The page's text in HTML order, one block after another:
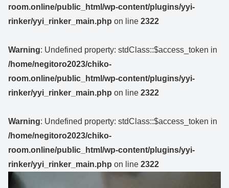
room.online/public_html/wp-content/plugins/yyi-
rinker/yyi_rinker_main.php on line 2322
Warning: Undefined property: stdClass::$access_token in
/home/negitoro2023/chiko-
room.online/public_html/wp-content/plugins/yyi-
rinker/yyi_rinker_main.php on line 2322
Warning: Undefined property: stdClass::$access_token in
/home/negitoro2023/chiko-
room.online/public_html/wp-content/plugins/yyi-
rinker/yyi_rinker_main.php on line 2322